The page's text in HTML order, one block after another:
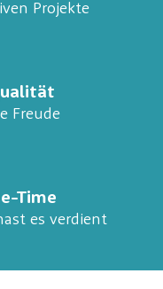
Projekte
Freude
Time
es verdient